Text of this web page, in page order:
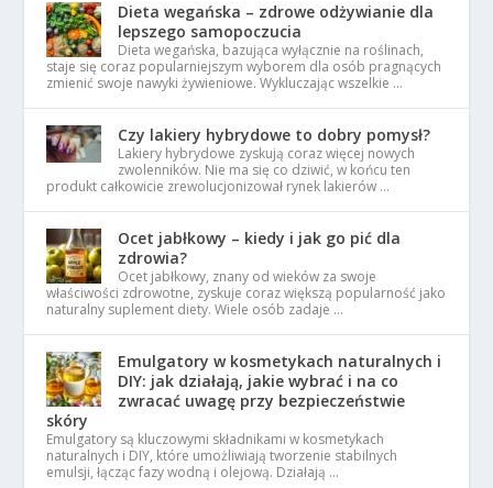
Dieta wegańska – zdrowe odżywianie dla
lepszego samopoczucia
Dieta wegańska, bazująca wyłącznie na roślinach,
staje się coraz popularniejszym wyborem dla osób pragnących
zmienić swoje nawyki żywieniowe. Wykluczając wszelkie …
Czy lakiery hybrydowe to dobry pomysł?
Lakiery hybrydowe zyskują coraz więcej nowych
zwolenników. Nie ma się co dziwić, w końcu ten
produkt całkowicie zrewolucjonizował rynek lakierów …
Ocet jabłkowy – kiedy i jak go pić dla
zdrowia?
Ocet jabłkowy, znany od wieków za swoje
właściwości zdrowotne, zyskuje coraz większą popularność jako
naturalny suplement diety. Wiele osób zadaje …
Emulgatory w kosmetykach naturalnych i
DIY: jak działają, jakie wybrać i na co
zwracać uwagę przy bezpieczeństwie
skóry
Emulgatory są kluczowymi składnikami w kosmetykach
naturalnych i DIY, które umożliwiają tworzenie stabilnych
emulsji, łącząc fazy wodną i olejową. Działają …